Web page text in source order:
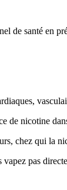
de santé en
de nicotine
chez qui la
pas